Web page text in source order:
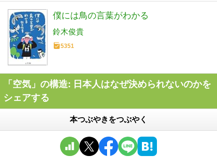
僕には鳥の言葉がわかる
鈴木俊貴
5351
「空気」の構造: 日本人はなぜ決められないのかを
シェアする
本つぶやきをつぶやく